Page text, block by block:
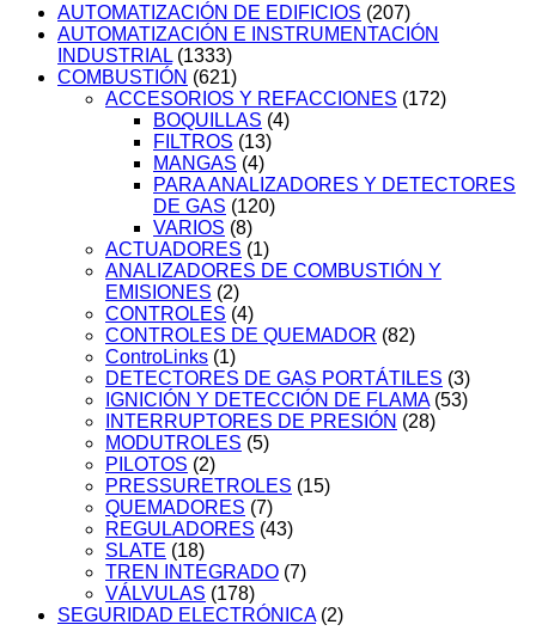
AUTOMATIZACIÓN DE EDIFICIOS (207)
AUTOMATIZACIÓN E INSTRUMENTACIÓN
INDUSTRIAL (1333)
COMBUSTIÓN (621)
ACCESORIOS Y REFACCIONES (172)
BOQUILLAS (4)
FILTROS (13)
MANGAS (4)
PARA ANALIZADORES Y DETECTORES
DE GAS (120)
VARIOS (8)
ACTUADORES (1)
ANALIZADORES DE COMBUSTIÓN Y
EMISIONES (2)
CONTROLES (4)
CONTROLES DE QUEMADOR (82)
ControLinks (1)
DETECTORES DE GAS PORTÁTILES (3)
IGNICIÓN Y DETECCIÓN DE FLAMA (53)
INTERRUPTORES DE PRESIÓN (28)
MODUTROLES (5)
PILOTOS (2)
PRESSURETROLES (15)
QUEMADORES (7)
REGULADORES (43)
SLATE (18)
TREN INTEGRADO (7)
VÁLVULAS (178)
SEGURIDAD ELECTRÓNICA (2)